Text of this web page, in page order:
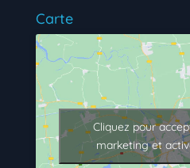
Carte
Cliquez pour
marketing et